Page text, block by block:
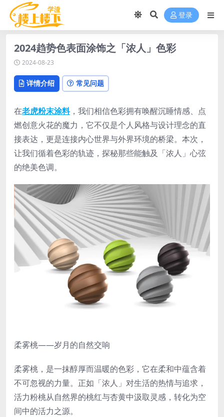
登录
2024趋势色表面涂饰之「浓人」色彩
2024-08-23
详情介绍 常见问题
在老虎粉末涂料，我们相信色彩拥有唤醒沉睡情感、点
燃创意火花的魔力，它不仅是个人风格与设计理念的直
接表达，更是连接内心世界与外界环境的桥梁。本次，
让我们循着色彩的轨迹，探秘那些能触及「浓人」心弦
的绝美色调。
柔雾桃——岁月的自然交响
柔雾桃，是一抹醇厚而温暖的色彩，它在柔和中蕴含着
不可忽视的力量。正如「浓人」对生活的热情与追求，
活力粉桃从自然界的桃红与杏黄中汲取灵感，转化为空
间中的活力之源。